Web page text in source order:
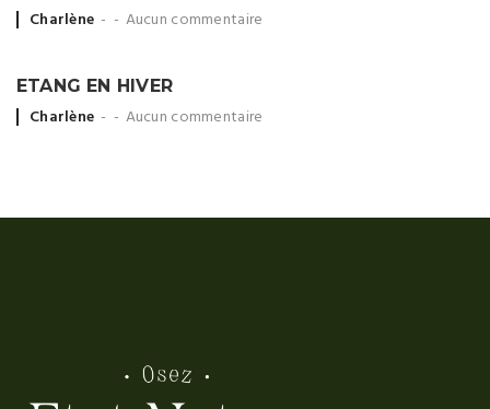
Posted
Charlène Aucun commentaire
ETANG EN HIVER
Posted
Charlène Aucun commentaire